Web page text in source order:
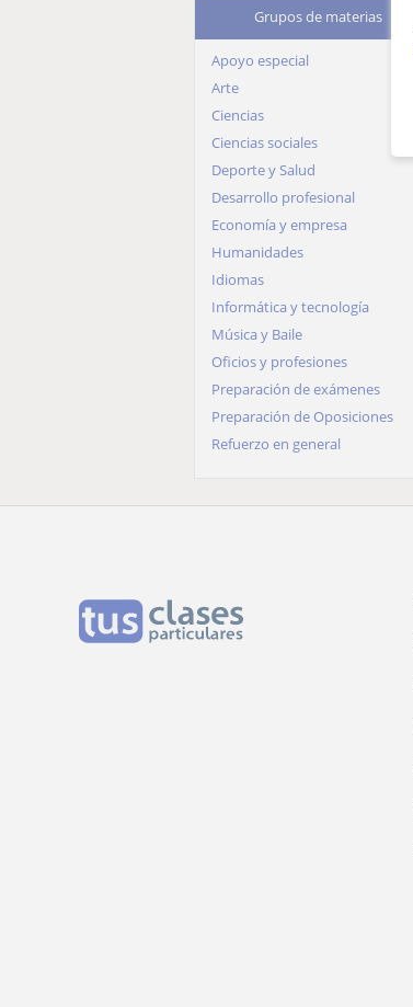
Granada
Guadalajara
Huelva
Huesca
Jaén
La Rioja
Las Palmas
León
Lleida
Lugo
Madrid
Málaga
Murcia
Navarra
Ourense
Palencia
Salamanca
Tarragona
Tenerife
Grupos de materias
Apoyo especial
Arte
Ciencias
Ciencias sociales
Deporte y Salud
Desarrollo profesional
Economía y empresa
Humanidades
Idiomas
Informática y tecnología
Música y Baile
Oficios y profesiones
Preparación de exámenes
Preparación de Oposiciones
Refuerzo en general